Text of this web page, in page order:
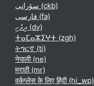
سۆرانی ‎(ckb)‎
فارسی ‎(fa)‎
ދިވެހި ‎(dv)‎
ⵜⴰⵎⴰⵣⵉⵖⵜ ‎(zgh)‎
ትግርኛ ‎(ti)‎
नेपाली ‎(ne)‎
मराठी ‎(mr)‎
वर्कप्लेस के लिए हिंदी ‎(hi_wp)‎